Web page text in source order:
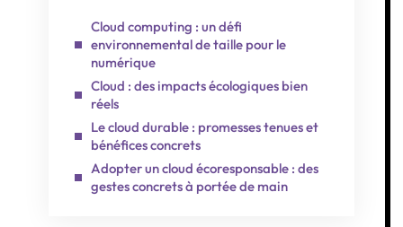
Cloud computing : un défi
environnemental de taille pour le
numérique
Cloud : des impacts écologiques bien
réels
Le cloud durable : promesses tenues et
bénéfices concrets
Adopter un cloud écoresponsable : des
gestes concrets à portée de main